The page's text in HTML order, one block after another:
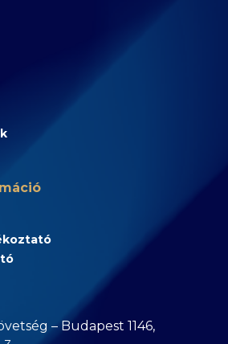
– Budapest 1146,